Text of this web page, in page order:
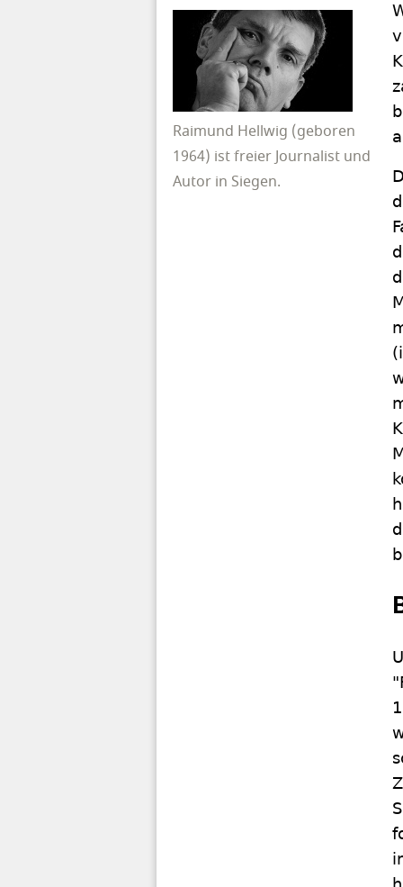
Raimund Hellwig (geboren
1964) ist freier Journalist und
Autor in Siegen.